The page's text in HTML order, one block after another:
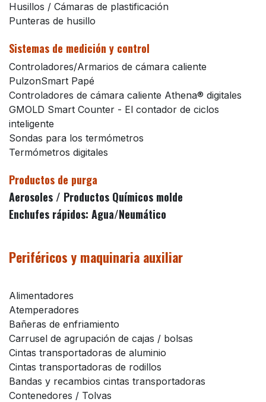
Husillos / Cámaras de plastificación
Punteras de husillo
Sistemas de medición y control
Controladores/Armarios de cámara caliente
PulzonSmart Papé
Controladores de cámara caliente Athena® digitales
GMOLD Smart Counter - El contador de ciclos
inteligente
Sondas para los termómetros
Termómetros digitales
Productos de purga
Aerosoles / Productos Químicos molde
Enchufes rápidos: Agua/Neumático
Periféricos y maquinaria auxiliar
Alimentadores
Atemperadores
Bañeras de enfriamiento
Carrusel de agrupación de cajas / bolsas
Cintas transportadoras de aluminio
Cintas transportadoras de rodillos
Bandas y recambios cintas transportadoras
Contenedores / Tolvas